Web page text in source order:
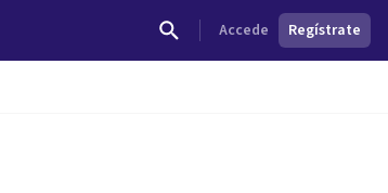
Accede Regístrate